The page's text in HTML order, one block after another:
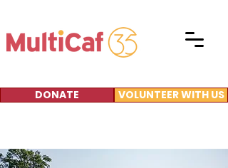
DONATE VOLUNTEER WITH US